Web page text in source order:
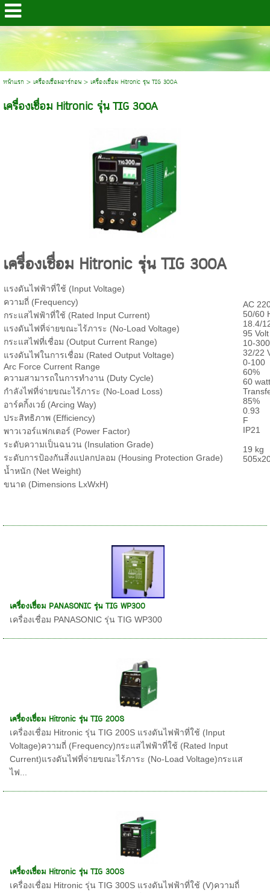
หน้าแรก> เครื่องเชื่อมอาร์กอน> เครื่องเชื่อม Hitronic รุ่น TIG 300A
เครื่องเชื่อม Hitronic รุ่น TIG 300A
เครื่องเชื่อม Hitronic รุ่น TIG 300A
แรงดันไฟฟ้าที่ใช้ (Input Voltage)
ความถี่ (Frequency)
กระแสไฟฟ้าที่ใช้ (Rated Input Current)
แรงดันไฟที่จ่ายขณะไร้ภาระ (No-Load Voltage)
กระแสไฟที่เชื่อม (Output Current Range)
แรงดันไฟในการเชื่อม (Rated Output Voltage)
Arc Force Current Range
ความสามารถในการทำงาน (Duty Cycle)
กำลังไฟที่จ่ายขณะไร้ภาระ (No-Load Loss)
อาร์คกิ้งเวย์ (Arcing Way)
ประสิทธิภาพ (Efficiency)
พาวเวอร์แฟกเตอร์ (Power Factor)
ระดับความเป็นฉนวน (Insulation Grade)
ระดับการป้องกันสิ่งแปลกปลอม (Housing Protection Grade)
น้ำหนัก (Net Weight)
ขนาด (Dimensions LxWxH)
AC
50/60
18.4/
95 Volt
10-
32/22
0-100
60%
60 watt
85%
0.93
F
IP21
19 kg
เครื่องเชื่อม PANASONIC รุ่น TIG WP300
เครื่องเชื่อม PANASONIC รุ่น TIG WP300
เครื่องเชื่อม Hitronic รุ่น TIG 200S
เครื่องเชื่อม Hitronic รุ่น TIG 200S แรงดันไฟฟ้าที่ใช้ (Input
Voltage)ความถี่ (Frequency)กระแสไฟฟ้าที่ใช้ (Rated Input
Current)แรงดันไฟที่จ่ายขณะไร้ภาระ (No-Load Voltage)กระแส
ไฟ...
เครื่องเชื่อม Hitronic รุ่น TIG 300S
เครื่องเชื่อม Hitronic รุ่น TIG 300S แรงดันไฟฟ้าที่ใช้ (V)ความถี่